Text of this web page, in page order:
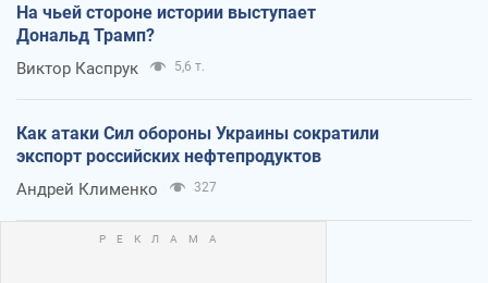
На чьей стороне истории выступает
Дональд Трамп?
Виктор Каспрук 5,6 т.
Как атаки Сил обороны Украины сократили
экспорт российских нефтепродуктов
Андрей Клименко 327